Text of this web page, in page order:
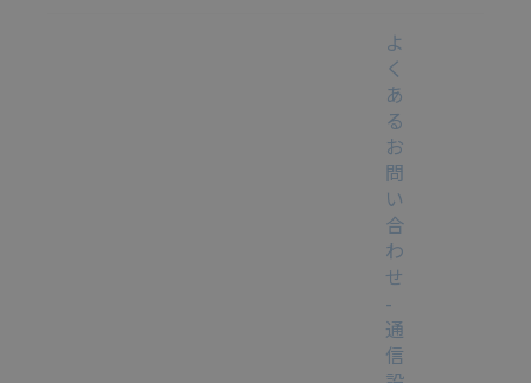
よ
く
あ
る
お
問
い
合
わ
せ
-
通
信